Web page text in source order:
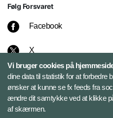
Følg Forsvaret
Facebook
X
Instagram
Bluesky
Vi bruger cookies på
dine data til statistik for at forbedre
ønsker at kunne se fx feeds fra
ændre dit samtykke ved at klikke
af skærmen.